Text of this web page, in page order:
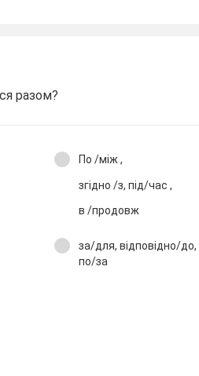
разом?
По /між ,
згідно /з, під/час ,
в /продовж
за/для, відповідно/
по/за